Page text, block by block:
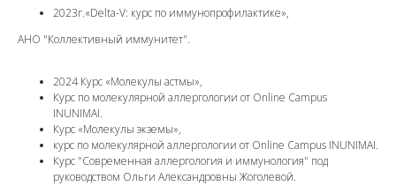
2023г.«Delta-V: курс по иммунопрофилактике»,
АНО "Коллективный иммунитет".
2024 Курс «Молекулы астмы»,
Курс по молекулярной аллергологии от Online Campus
INUNIMAI.
Курс «Молекулы экземы»,
курс по молекулярной аллергологии от Online Campus INUNIMAI.
Курс "Современная аллергология и иммунология" под
руководством Ольги Александровны Жоголевой.